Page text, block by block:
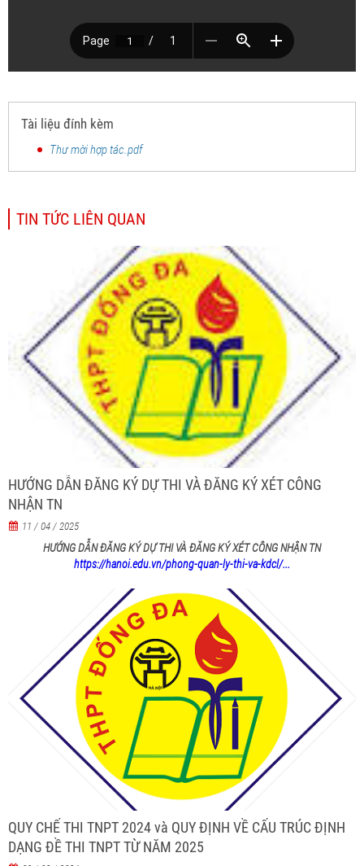
Tài liệu đính kèm
Thư mời hợp tác.pdf
TIN TỨC LIÊN QUAN
HƯỚNG DẪN ĐĂNG KÝ DỰ THI VÀ ĐĂNG KÝ XÉT CÔNG
NHẬN TN
11 / 04 / 2025
HƯỚNG DẪN ĐĂNG KÝ DỰ THI VÀ ĐĂNG KÝ XÉT CÔNG NHẬN TN
https://hanoi.edu.vn/phong-quan-ly-thi-va-kdcl/...
QUY CHẾ THI TNPT 2024 và QUY ĐỊNH VỀ CẤU TRÚC ĐỊNH
DẠNG ĐỀ THI TNPT TỪ NĂM 2025